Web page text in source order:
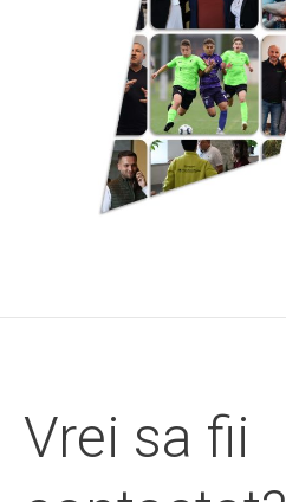
Vrei sa fii